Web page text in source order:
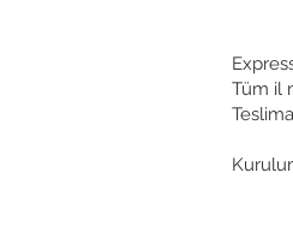
Tüm il